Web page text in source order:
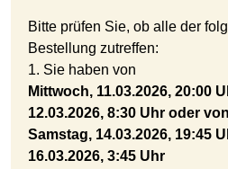
Bitte prüfen Sie, ob alle der
Bestellung zutreffen:
1. Sie haben von
Mittwoch, 11.03.2026, 20:00
12.03.2026, 8:30 Uhr oder von
Samstag, 14.03.2026, 19:45
16.03.2026, 3:45 Uhr